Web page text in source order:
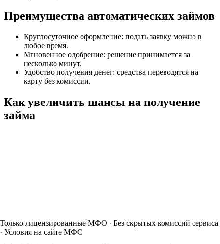
Преимущества автоматических займов
Круглосуточное оформление: подать заявку можно в
любое время.
Мгновенное одобрение: решение принимается за
несколько минут.
Удобство получения денег: средства переводятся на
карту без комиссии.
Как увеличить шансы на получение
займа
Только лицензированные МФО · Без скрытых комиссий сервиса
· Условия на сайте МФО